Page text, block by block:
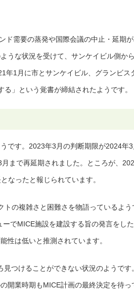
ド需要の蒸発や国際会議の中止・延期
うな状況を受けて、サンケイビル側から
年1月に市とサンケイビル、グランビス
」という覚書が締結されたようです。
です。2023年3月の判断期限が2024年3
まで再延期されました。ところが、
なったと報じられています。
トの複雑さと困難さを物語っているよう
でMICE施設を建設する旨の発言をした
性は低いと推測されています。
つけることができない状況のようです。
開業時期もMICE計画の最終決定を待っ